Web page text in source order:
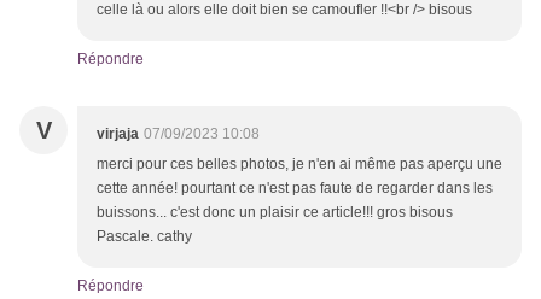
celle là ou alors elle doit bien se camoufler !!<br /> bisous
Répondre
V virjaja 07/09/2023 10:08
merci pour ces belles photos, je n'en ai même pas aperçu une
cette année! pourtant ce n'est pas faute de regarder dans les
buissons... c'est donc un plaisir ce article!!! gros bisous
Pascale. cathy
Répondre